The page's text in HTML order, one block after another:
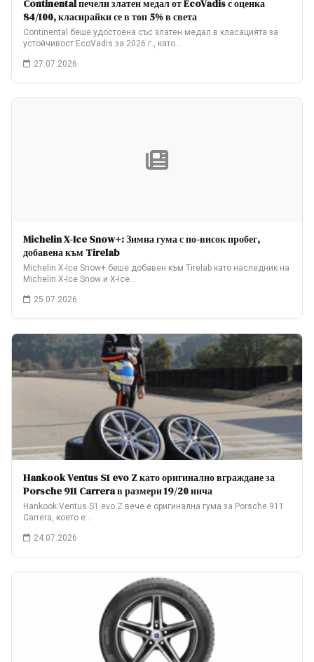
Continental печели златен медал от EcoVadis с оценка
84/100, класирайки се в топ 5% в света
Continental беше удостоена със златен медал в класацията за
устойчивост EcoVadis за 2026 г., като…
27.07.2026
Michelin X-Ice Snow+: Зимна гума с по-висок пробег,
добавена към Tirelab
Michelin X-Ice Snow+ беше добавен към Tirelab като наследник на
Michelin X-Ice Snow и X-Ice…
25.07.2026
Hankook Ventus S1 evo Z като оригинално вграждане за
Porsche 911 Carrera в размери 19/20 инча
Hankook Ventus S1 evo Z вече е оригинална гума за Porsche 911
Carrera, което е…
24.07.2026